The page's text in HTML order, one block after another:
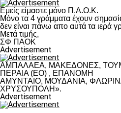
Εμείς είμαστε μόνο Π.Α.Ο.Κ.
Μόνο τα 4 γράμματα έχουν
δεν είναι πάνω απο αυτά τα ιερά
Μετά τιμής,
ΣΦ ΠΑΟΚ
Advertisement
ΑΜΠΑΛΑΕΑ, ΜΑΚΕΔΟΝΕΣ,
ΠΕΡΑΙΑ (ΕΟ) , ΕΠΑΝΟΜΗ
ΑΜΥΝΤΑΙΟ, ΜΟΥΔΑΝΙΑ,
ΧΡΥΣΟΥΠΟΛΗ».
Advertisement